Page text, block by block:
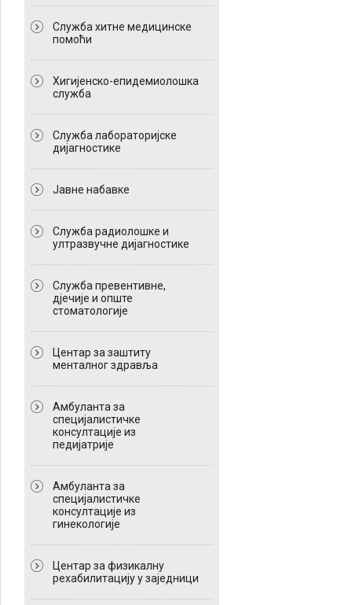
Служба хитне медицинске
помоћи
Хигијенско-епидемиолошка
служба
Служба лабораторијске
дијагностике
Јавне набавке
Служба радиолошке и
ултразвучне дијагностике
Служба превентивне,
дјечије и опште
стоматологије
Центар за заштиту
менталног здравља
Амбуланта за
специјалистичке
консултације из
педијатрије
Амбуланта за
специјалистичке
консултације из
гинекологије
Центар за физикалну
рехабилитацију у заједници